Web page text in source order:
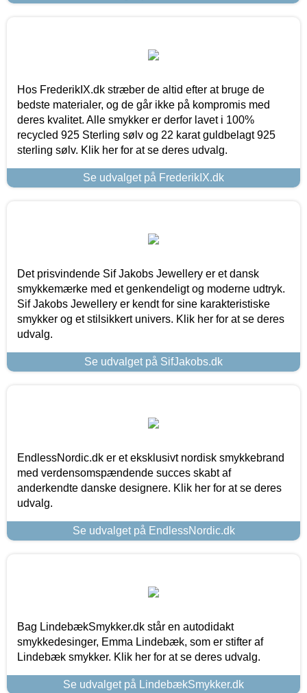
Hos FrederikIX.dk stræber de altid efter at bruge de
bedste materialer, og de går ikke på kompromis med
deres kvalitet. Alle smykker er derfor lavet i 100%
recycled 925 Sterling sølv og 22 karat guldbelagt 925
sterling sølv. Klik her for at se deres udvalg.
Se udvalget på FrederikIX.dk
Det prisvindende Sif Jakobs Jewellery er et dansk
smykkemærke med et genkendeligt og moderne udtryk.
Sif Jakobs Jewellery er kendt for sine karakteristiske
smykker og et stilsikkert univers. Klik her for at se deres
udvalg.
Se udvalget på SifJakobs.dk
EndlessNordic.dk er et eksklusivt nordisk smykkebrand
med verdensomspændende succes skabt af
anderkendte danske designere. Klik her for at se deres
udvalg.
Se udvalget på EndlessNordic.dk
Bag LindebækSmykker.dk står en autodidakt
smykkedesinger, Emma Lindebæk, som er stifter af
Lindebæk smykker. Klik her for at se deres udvalg.
Se udvalget på LindebækSmykker.dk